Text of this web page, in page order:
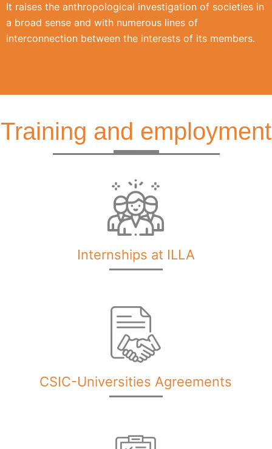
It raises the anthropological investigation of societies in
a broad sense and with numerous lines of
interconnection between the interests of its members.
Training and employment
Internships at ILLA
CSIC-Universities Agreements